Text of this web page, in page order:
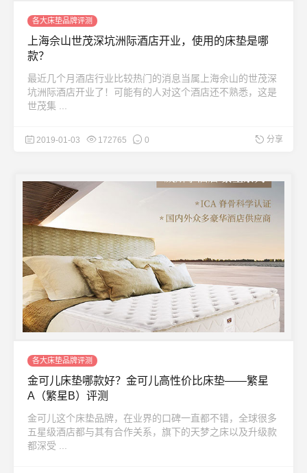
各大床垫品牌评测
上海佘山世茂深坑洲际酒店开业，使用的床垫是哪
款？
最近几个月酒店行业比较热门的消息当属上海佘山的世茂深
坑洲际酒店开业了！可能有的人对这个酒店还不熟悉，这是
世茂集 ...
2019-01-03 172765 0 分享
各大床垫品牌评测
金可儿床垫哪款好？金可儿高性价比床垫——繁星
A（繁星B）评测
金可儿这个床垫品牌，在业界的口碑一直都不错，全球很多
五星级酒店都与其有合作关系，旗下的天梦之床以及升级款
都深受 ...